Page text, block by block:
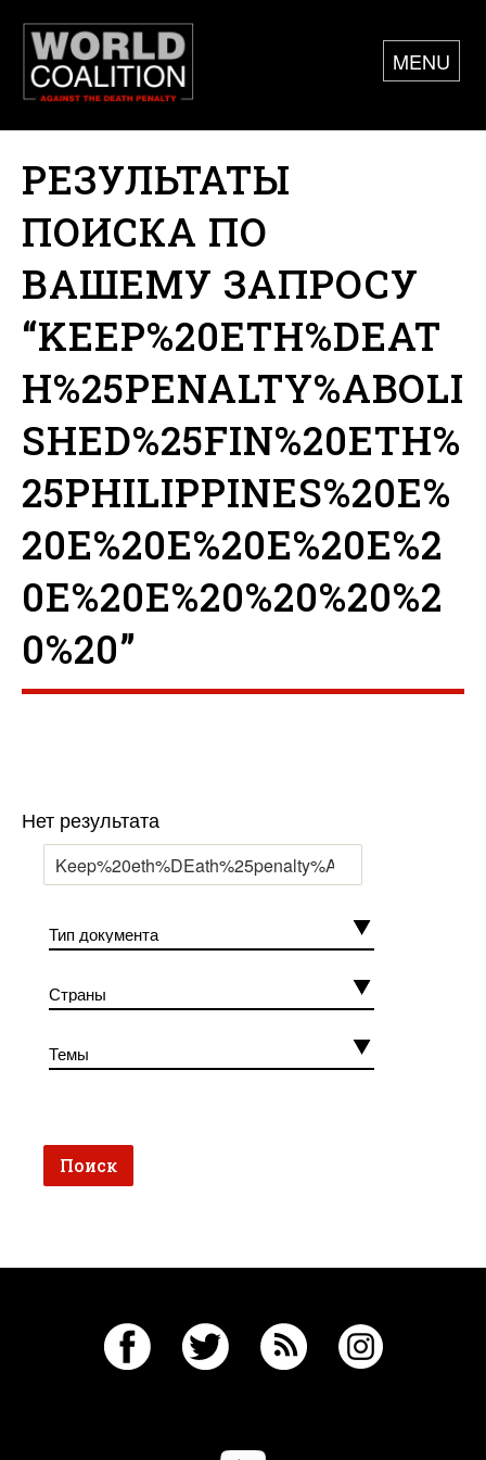
MENU
РЕЗУЛЬТАТЫ
ПОИСКА ПО
ВАШЕМУ ЗАПРОСУ
“KEEP%20ETH%DEAT
H%25PENALTY%ABOLI
SHED%25FIN%20ETH%
25PHILIPPINES%20E%
20E%20E%20E%20E%2
0E%20E%20%20%20%2
0%20”
Нет результата